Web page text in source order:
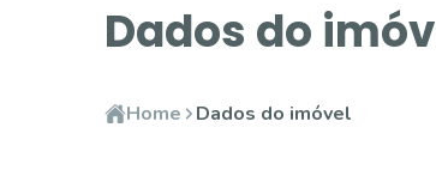
Dados do
Home Dados do imóvel